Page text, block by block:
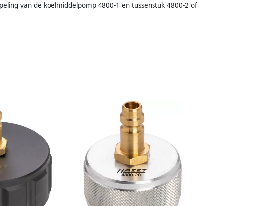
van de koelmiddelpomp 4800-1 en tussenstuk 4800-2 of